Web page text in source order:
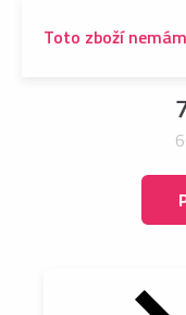
Toto zboží